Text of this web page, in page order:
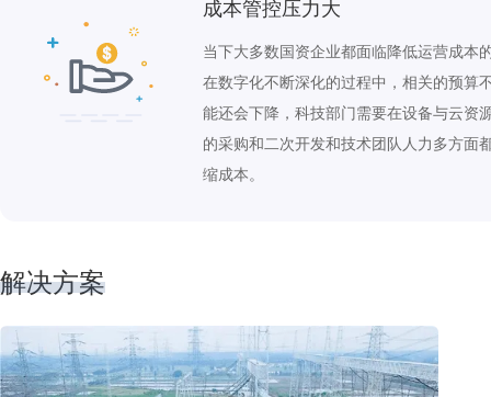
成本管控压力大
当下大多数国资企业都面临降低运营成本
在数字化不断深化的过程中，相关的预算
能还会下降，科技部门需要在设备与云资
的采购和二次开发和技术团队人力多方面
缩成本。
解决方案